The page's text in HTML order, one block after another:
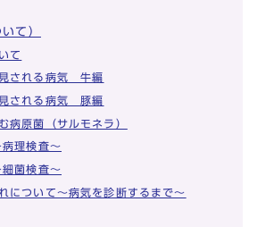
て）
て
される病気 牛編
される病気 豚編
病原菌（サルモネラ）
理検査～
菌検査～
について～病気を診断するまで～